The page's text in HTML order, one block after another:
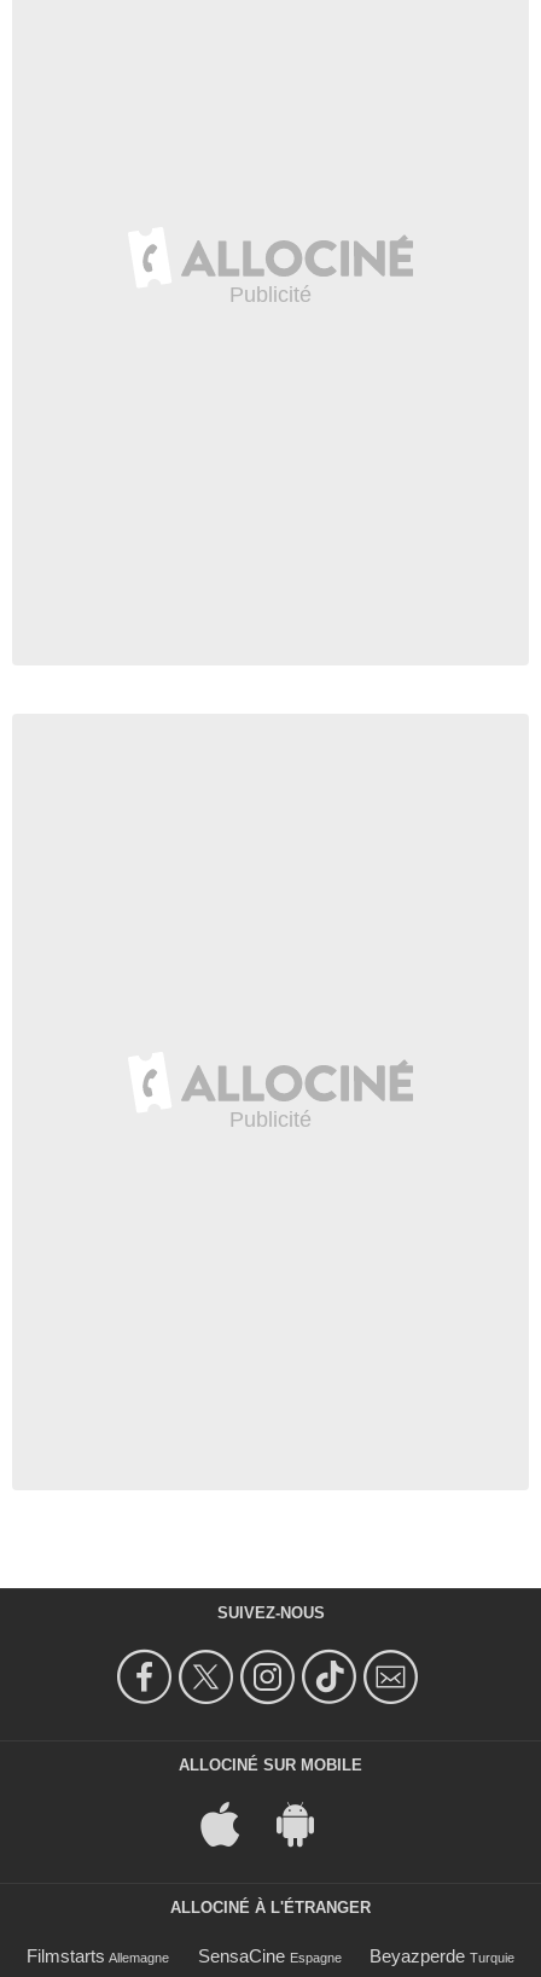
SUIVEZ-NOUS
ALLOCINÉ SUR MOBILE
ALLOCINÉ À L'ÉTRANGER
Filmstarts Allemagne SensaCine Espagne Beyazperde Turquie